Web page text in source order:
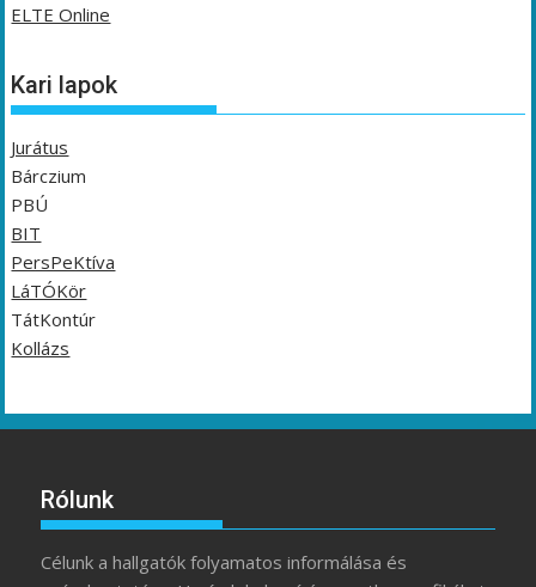
ELTE Online
Kari lapok
Jurátus
Bárczium
PBÚ
BIT
PersPeKtíva
LáTÓKör
TátKontúr
Kollázs
Rólunk
Célunk a hallgatók folyamatos informálása és